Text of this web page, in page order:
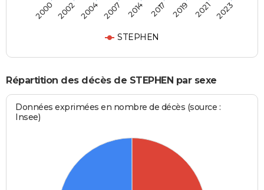
STEPHEN
2000 2002 2004 2007 2014 2017 2019 2021 2023
Répartition des décès de STEPHEN par sexe
Données exprimées en nombre de décès (source :
Insee)